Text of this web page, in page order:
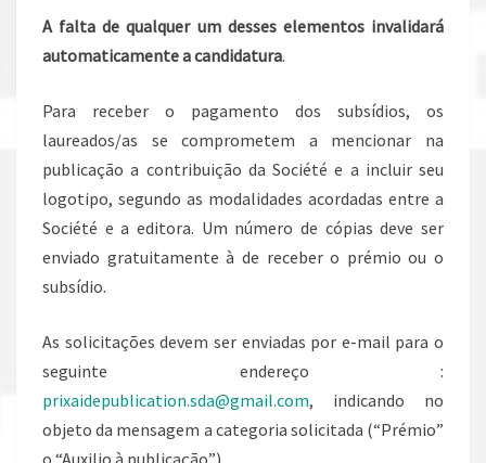
A falta de qualquer um desses elementos invalidará
automaticamente a candidatura.
Para receber o pagamento dos subsídios, os
laureados/as se comprometem a mencionar na
publicação a contribuição da Société e a incluir seu
logotipo, segundo as modalidades acordadas entre a
Société e a editora. Um número de cópias deve ser
enviado gratuitamente à de receber o prémio ou o
subsídio.
As solicitações devem ser enviadas por e-mail para o
seguinte endereço :
prixaidepublication.sda@gmail.com, indicando no
objeto da mensagem a categoria solicitada (“Prémio”
o “Auxilio à publicação”).